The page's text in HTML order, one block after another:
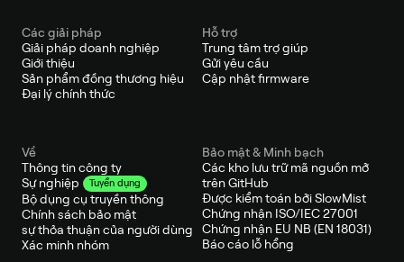
Các giải pháp
Giải pháp doanh nghiệp
Giới thiệu
Sản phẩm đồng thương hiệu
Đại lý chính thức
Hỗ trợ
Trung tâm trợ giúp
Gửi yêu cầu
Cập nhật firmware
Về
Thông tin công ty
Sự nghiệp
Tuyển dụng
Bộ dụng cụ truyền thông
Chính sách bảo mật
sự thỏa thuận của người dùng
Xác minh nhóm
Bảo mật & Minh bạch
Các kho lưu trữ mã nguồn mở
trên GitHub
Được kiểm toán bởi SlowMist
Chứng nhận ISO/IEC 27001
Chứng nhận EU NB (EN 18031)
Báo cáo lỗ hổng